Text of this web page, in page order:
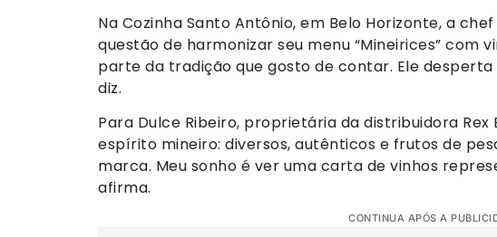
Na Cozinha Santo Antônio, em Belo Horizonte, a
questão de harmonizar seu menu “Mineirices” com
parte da tradição que gosto de contar. Ele desperta
diz.
Para Dulce Ribeiro, proprietária da distribuidora Rex
espírito mineiro: diversos, autênticos e frutos de
marca. Meu sonho é ver uma carta de vinhos
afirma.
CONTINUA APÓS A